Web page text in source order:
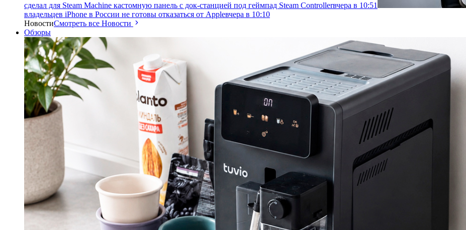
сделал для Steam Machine кастомную панель с док-станцией под геймпад Steam Controllerвчера в 10:51
владельцев iPhone в России не готовы отказаться от Appleвчера в 10:10
НовостиСмотреть все Новости
Обзоры